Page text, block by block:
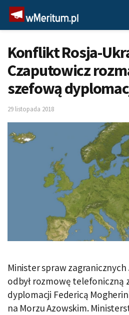
Konflikt Rosja-
Czaputowicz
szefową
29 listopada 2018
Minister spraw
odbył rozmowę telefoniczną
dyplomacji Federicą
na Morzu Azowskim.